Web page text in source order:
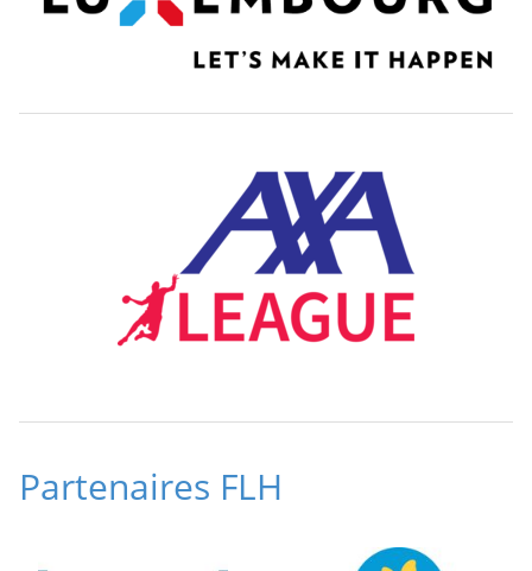
Partenaires FLH